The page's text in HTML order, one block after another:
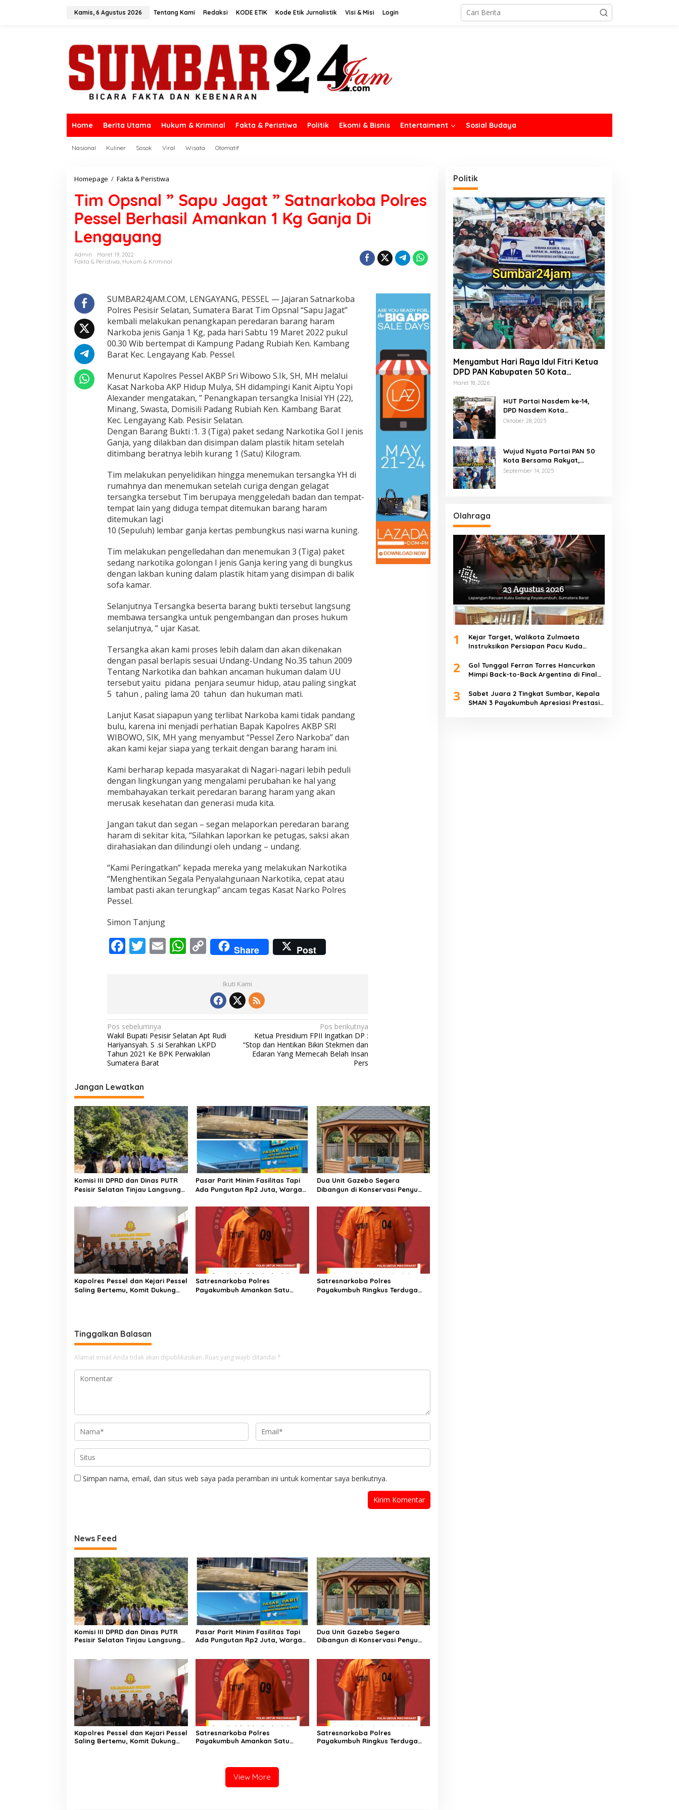
Kamis, 6 Agustus 2026 Tentang Kami Redaksi KODE ETIK Kode Etik Jurnalistik Visi & Misi Login
Home Berita Utama Hukum & Kriminal Fakta & Peristiwa Politik Ekomi & Bisnis Entertaiment Sosial Budaya
Nasional Kuliner Sosok Viral Wisata Otomatif
Homepage / Fakta & Peristiwa
m
p
s
"
u
J
a
g
a
t
"
S
t
n
a
k
o
b
a
P
r
e
s
P
e
s
l
B
r
s
i
A
a
n
k
a
n
1
g
G
a
n
j
D
i
L
e
n
a
y
n
Tim Opsnal ” Sapu Jagat ” Satnarkoba Polres
Pessel Berhasil Amankan 1 Kg Ganja Di
Lengayang
Admin
Maret 19, 2022
Fakta & Peristiwa Hukum & Kriminal
SUMBAR24JAM.COM, LENGAYANG, PESSEL — Jajaran Satnarkoba
Polres Pesisir Selatan, Sumatera Barat Tim Opsnal “Sapu Jagat”
kembali melakukan penangkapan peredaran barang haram
Narkoba jenis Ganja 1 Kg, pada hari Sabtu 19 Maret 2022 pukul
00.30 Wib bertempat di Kampung Padang Rubiah Ken. Kambang
Barat Kec. Lengayang Kab. Pessel.
Menurut Kapolres Pessel AKBP Sri Wibowo S.Ik, SH, MH melalui
Kasat Narkoba AKP Hidup Mulya, SH didampingi Kanit Aiptu Yopi
Alexander mengatakan, ” Penangkapan tersangka Inisial YH (22),
Minang, Swasta, Domisili Padang Rubiah Ken. Kambang Barat
Kec. Lengayang Kab. Pesisir Selatan.
Dengan Barang Bukti :1. 3 (Tiga) paket sedang Narkotika Gol I jenis
Ganja, yang dilakban dan disimpan dalam plastik hitam setelah
ditimbang beratnya lebih kurang 1 (Satu) Kilogram.
Tim melakukan penyelidikan hingga menemukan tersangka YH di
rumahnya dan menemukan setelah curiga dengan gelagat
tersangka tersebut Tim berupaya menggeledah badan dan tempat-
tempat lain yang diduga tempat ditemukan barang haram
ditemukan lagi
10 (Sepuluh) lembar ganja kertas pembungkus nasi warna kuning.
Tim melakukan pengelledahan dan menemukan 3 (Tiga) paket
sedang narkotika golongan I jenis Ganja kering yang di bungkus
dengan lakban kuning dalam plastik hitam yang disimpan di balik
sofa kamar.
Selanjutnya Tersangka beserta barang bukti tersebut langsung
membawa tersangka untuk pengembangan dan proses hukum
selanjutnya, ” ujar Kasat.
Tersangka akan kami proses lebih dalam dan akan dikenakan
dengan pasal berlapis sesuai Undang-Undang No.35 tahun 2009
Tentang Narkotika dan bahkan ancaman hukuman dalam UU
tersebut yaitu pidana penjara seumur hidup, atau paling singkat
5 tahun , paling lama 20 tahun dan hukuman mati.
Lanjut Kasat siapapun yang terlibat Narkoba kami tidak pandang
bulu, karena ini menjadi perhatian Bapak Kapolres AKBP SRI
WIBOWO, SIK, MH yang menyambut “Pessel Zero Narkoba” dan
akan kami kejar siapa yang terkait dengan barang haram ini.
Kami berharap kepada masyarakat di Nagari-nagari lebih peduli
dengan lingkungan yang mengalami perubahan ke hal yang
membahayakan terkait peredaran barang haram yang akan
merusak kesehatan dan generasi muda kita.
Jangan takut dan segan – segan melaporkan peredaran barang
haram di sekitar kita, “Silahkan laporkan ke petugas, saksi akan
dirahasiakan dan dilindungi oleh undang – undang.
“Kami Peringatkan” kepada mereka yang melakukan Narkotika
“Menghentikan Segala Penyalahgunaan Narkotika, cepat atau
lambat pasti akan terungkap” ancam tegas Kasat Narko Polres
Pessel.
Simon Tanjung
F
o
k
T E W
p
p
C
o
y
Li
n
k
Share Post
Ikuti Kami
N
a
v
i
g
a
s
i
p
o
s
Pos sebelumnya
Wakil Bupati Pesisir Selatan Apt Rudi
Hariyansyah. S .si Serahkan LKPD
Tahun 2021 Ke BPK Perwakilan
Sumatera Barat
Pos berikutnya
Ketua Presidium FPII Ingatkan DP :
“Stop dan Hentikan Bikin Stekmen dan
Edaran Yang Memecah Belah Insan
Pers
Jangan Lewatkan
Komisi III DPRD dan Dinas PUTR
Pesisir Selatan Tinjau Langsung
Pancung Tebal
​Pasar Parit Minim Fasilitas Tapi
Ada Pungutan Rp2 Juta, Warga
Turun Tangan
Dua Unit Gazebo Segera
Dibangun di Konservasi Penyu
Kapolres Pessel dan Kejari Pessel
Saling Bertemu, Komit Dukung
Satresnarkoba Polres
Payakumbuh Amankan Satu
Satresnarkoba Polres
Payakumbuh Ringkus Terduga
Tinggalkan Balasan
Alamat email Anda tidak akan dipublikasikan. Ruas yang wajib ditandai *
Simpan nama, email, dan situs web saya pada peramban ini untuk komentar saya berikutnya.
News Feed
Komisi III DPRD dan Dinas PUTR
Pesisir Selatan Tinjau Langsung
​Pasar Parit Minim Fasilitas Tapi
Ada Pungutan Rp2 Juta, Warga
Dua Unit Gazebo Segera
Dibangun di Konservasi Penyu
Kapolres Pessel dan Kejari Pessel
Saling Bertemu, Komit Dukung
Satresnarkoba Polres
Payakumbuh Amankan Satu
Satresnarkoba Polres
Payakumbuh Ringkus Terduga
View More
Politik
Menyambut Hari Raya Idul Fitri Ketua
DPD PAN Kabupaten 50 Kota
Marsanova Andesra, Salurkan Empat
Miskin
Maret 18, 2026
HUT Partai Nasdem ke-14,
DPD Nasdem Kota
Payakumbuh Gelar Donor
Oktober 28, 2025
Wujud Nyata Partai PAN 50
Kota Bersama Rakyat,
Marsanova Andesra SH,MH
September 14, 2025
Olahraga
1
Kejar Target, Walikota Zulmaeta
Instruksikan Persiapan Pacu Kuda
2
Gol Tunggal Ferran Torres Hancurkan
Mimpi Back-to-Back Argentina di Final
3
Sabet Juara 2 Tingkat Sumbar, Kepala
SMAN 3 Payakumbuh Apresiasi Prestasi